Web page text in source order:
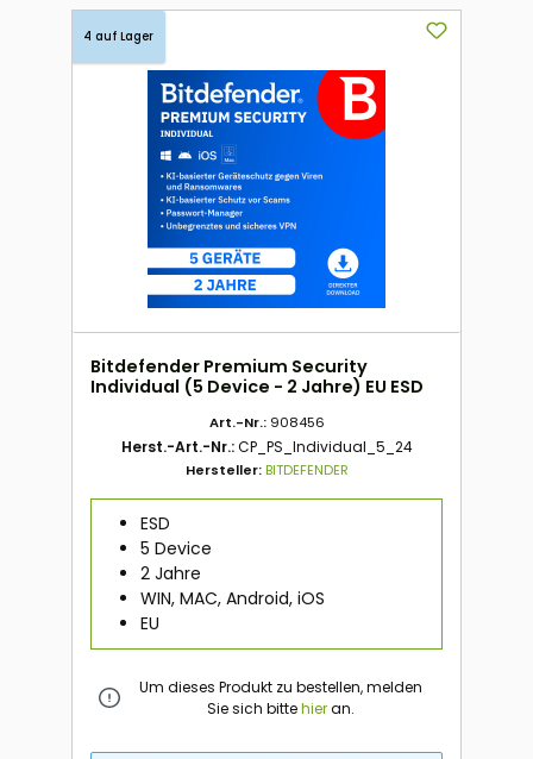
4 auf Lager
Bitdefender Premium Security
Individual (5 Device - 2 Jahre) EU ESD
Art.-Nr.: 908456
Herst.-Art.-Nr.:CP_PS_Individual_5_24
Hersteller:BITDEFENDER
ESD
5 Device
2 Jahre
WIN, MAC, Android, iOS
EU
Um dieses Produkt zu bestellen, melden
Sie sich bittehieran.